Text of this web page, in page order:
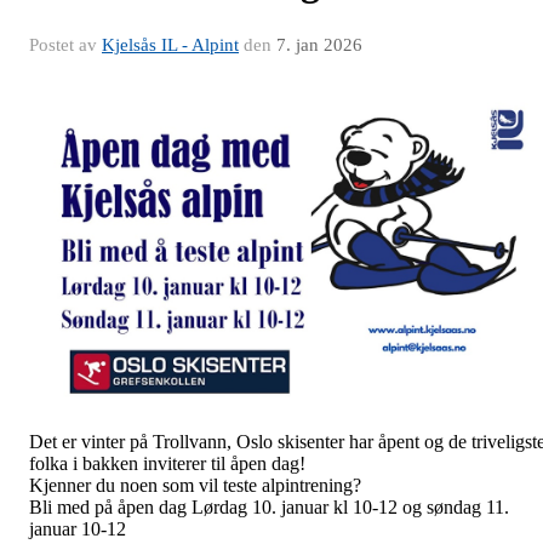
Postet av Kjelsås IL - Alpint den 7. jan 2026
Det er vinter på Trollvann, Oslo skisenter har åpent og de
folka i bakken inviterer til åpen dag!
Kjenner du noen som vil teste alpintrening?
Bli med på åpen dag Lørdag 10. januar kl 10-12 og søndag 11.
januar 10-12